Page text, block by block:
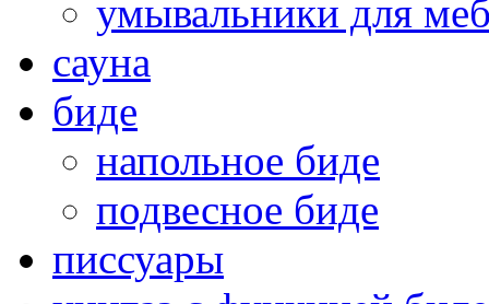
умывальники для
сауна
биде
напольное биде
подвесное биде
писсуары